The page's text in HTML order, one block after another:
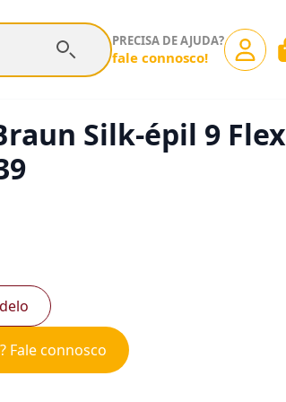
PRECISA DE AJUDA?
fale connosco!
Silk-épil 9 Flex
Fale connosco